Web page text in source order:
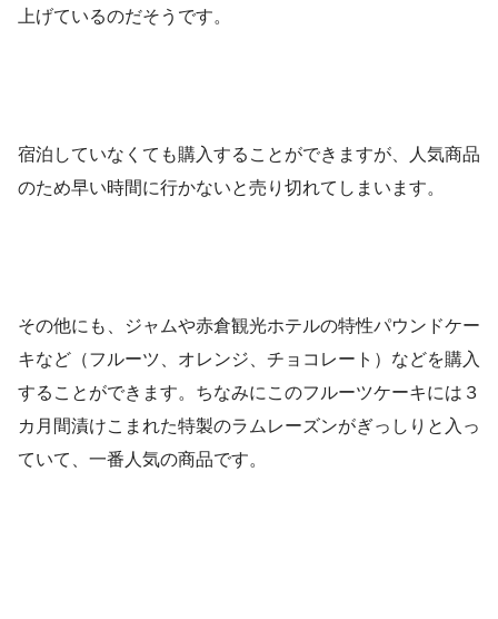
上げているのだそうです。
宿泊していなくても購入することができますが、人気商品
のため早い時間に行かないと売り切れてしまいます。
その他にも、ジャムや赤倉観光ホテルの特性パウンドケー
キなど（フルーツ、オレンジ、チョコレート）などを購入
することができます。ちなみにこのフルーツケーキには３
カ月間漬けこまれた特製のラムレーズンがぎっしりと入っ
ていて、一番人気の商品です。